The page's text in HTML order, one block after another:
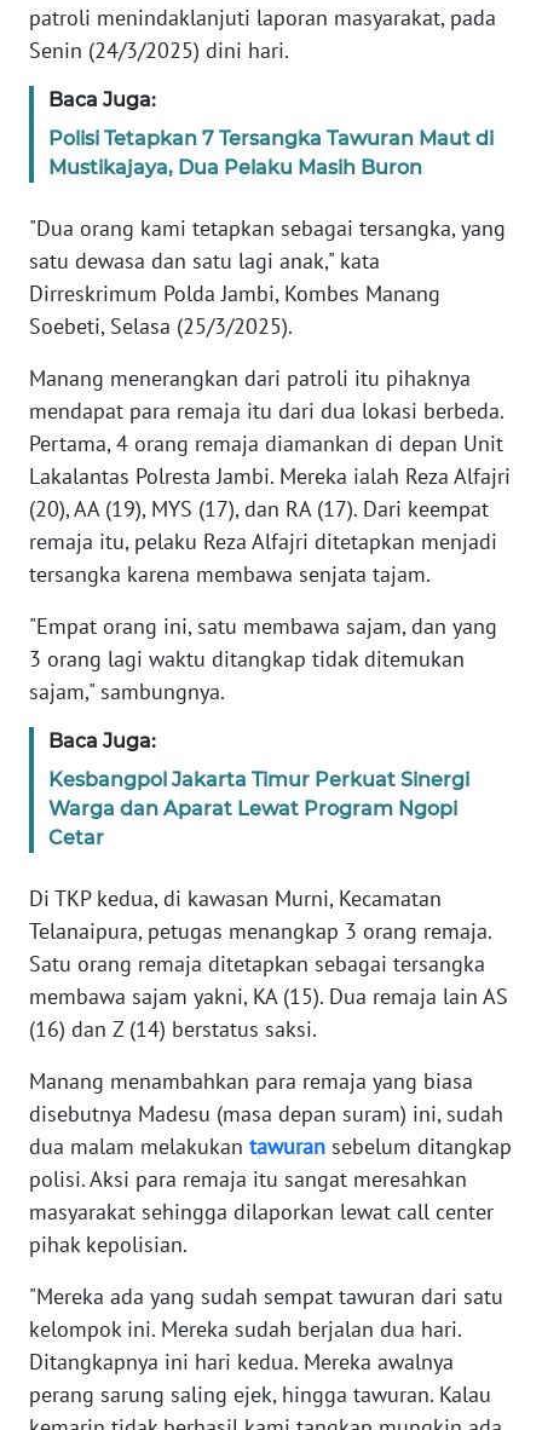
patroli menindaklanjuti laporan masyarakat, pada
Senin (24/3/2025) dini hari.
Baca Juga:
Polisi Tetapkan 7 Tersangka Tawuran Maut di
Mustikajaya, Dua Pelaku Masih Buron
"Dua orang kami tetapkan sebagai tersangka, yang
satu dewasa dan satu lagi anak," kata
Dirreskrimum Polda Jambi, Kombes Manang
Soebeti, Selasa (25/3/2025).
Manang menerangkan dari patroli itu pihaknya
mendapat para remaja itu dari dua lokasi berbeda.
Pertama, 4 orang remaja diamankan di depan Unit
Lakalantas Polresta Jambi. Mereka ialah Reza Alfajri
(20), AA (19), MYS (17), dan RA (17). Dari keempat
remaja itu, pelaku Reza Alfajri ditetapkan menjadi
tersangka karena membawa senjata tajam.
"Empat orang ini, satu membawa sajam, dan yang
3 orang lagi waktu ditangkap tidak ditemukan
sajam," sambungnya.
Baca Juga:
Kesbangpol Jakarta Timur Perkuat Sinergi
Warga dan Aparat Lewat Program Ngopi
Cetar
Di TKP kedua, di kawasan Murni, Kecamatan
Telanaipura, petugas menangkap 3 orang remaja.
Satu orang remaja ditetapkan sebagai tersangka
membawa sajam yakni, KA (15). Dua remaja lain AS
(16) dan Z (14) berstatus saksi.
Manang menambahkan para remaja yang biasa
disebutnya Madesu (masa depan suram) ini, sudah
dua malam melakukan tawuran sebelum ditangkap
polisi. Aksi para remaja itu sangat meresahkan
masyarakat sehingga dilaporkan lewat call center
pihak kepolisian.
"Mereka ada yang sudah sempat tawuran dari satu
kelompok ini. Mereka sudah berjalan dua hari.
Ditangkapnya ini hari kedua. Mereka awalnya
perang sarung saling ejek, hingga tawuran. Kalau
KARIR
DISCLAIMER
Wahana
WN
SUMUT
JAKARTA
WN
WN
BANTEN
NTT
WN
KEPRI
WN
PAPUA
PAPUA
BARAT
WN
RIAU
WN
SERAMBI
WN
JAMBI
SULTRA
WN